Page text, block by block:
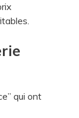
qui ont